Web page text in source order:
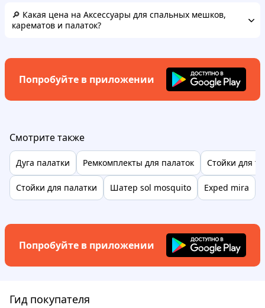
🔎 Какая цена на Аксессуары для спальных мешков,
карематов и палаток?
Попробуйте в приложении
Смотрите также
Дуга палатки Ремкомплекты для палаток Стойки для
Стойки для палатки Шатер sol mosquito Exped mira
Попробуйте в приложении
Гид покупателя